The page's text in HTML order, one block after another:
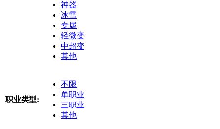
神器
冰雪
专属
轻微变
中超变
其他
职业类型:
不限
单职业
三职业
其他